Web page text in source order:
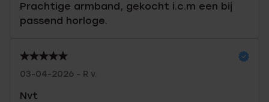
Prachtige armband, gekocht i.c.m een bij
passend horloge.
03-04-2026 - R v.
Nvt